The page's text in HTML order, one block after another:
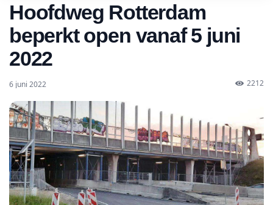
Hoofdweg Rotterdam
beperkt open vanaf 5 juni
2022
6 juni 2022 2212